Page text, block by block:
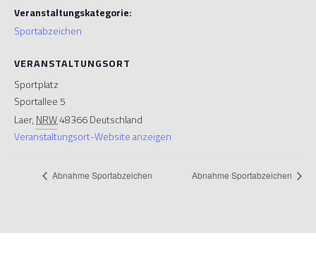
Veranstaltungskategorie:
Sportabzeichen
VERANSTALTUNGSORT
Sportplatz
Sportallee 5
Laer,NRW48366Deutschland
Veranstaltungsort-Website anzeigen
Abnahme Sportabzeichen Abnahme Sportabzeichen